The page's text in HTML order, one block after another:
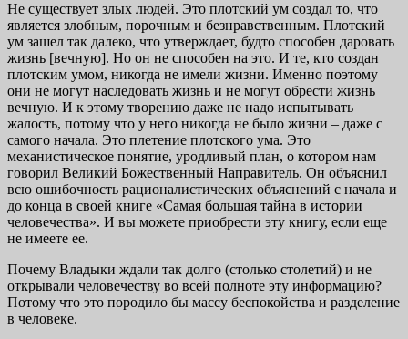
Не существует злых людей. Это плотский ум создал то, что
является злобным, порочным и безнравственным. Плотский
ум зашел так далеко, что утверждает, будто способен даровать
жизнь [вечную]. Но он не способен на это. И те, кто создан
плотским умом, никогда не имели жизни. Именно поэтому
они не могут наследовать жизнь и не могут обрести жизнь
вечную. И к этому творению даже не надо испытывать
жалость, потому что у него никогда не было жизни – даже с
самого начала. Это плетение плотского ума. Это
механистическое понятие, уродливый план, о котором нам
говорил Великий Божественный Направитель. Он объяснил
всю ошибочность рационалистических объяснений с начала и
до конца в своей книге «Самая большая тайна в истории
человечества». И вы можете приобрести эту книгу, если еще
не имеете ее.
Почему Владыки ждали так долго (столько столетий) и не
открывали человечеству во всей полноте эту информацию?
Потому что это породило бы массу беспокойства и разделение
в человеке.